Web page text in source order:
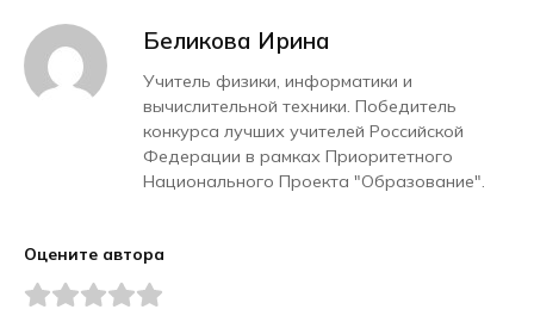
Беликова Ирина
Учитель физики, информатики и
вычислительной техники. Победитель
конкурса лучших учителей Российской
Федерации в рамках Приоритетного
Национального Проекта "Образование".
Оцените автора